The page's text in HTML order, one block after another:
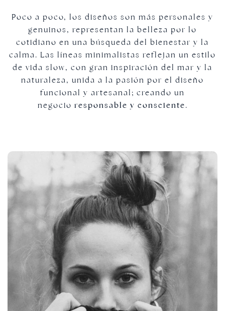
Poco a poco, los diseños son más personales y
genuinos, representan la belleza por lo
cotidiano en una búsqueda del bienestar y la
calma. Las líneas minimalistas reflejan un estilo
de vida slow, con gran inspiración del mar y la
naturaleza, unida a la pasión por el diseño
funcional y artesanal; creando un
negocio responsable y consciente.